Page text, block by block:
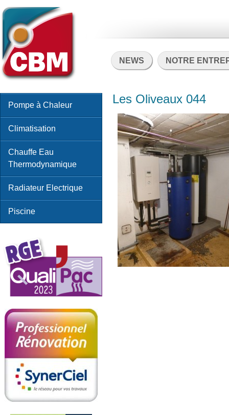
NEWS NOTRE
Pompe à Chaleur
Climatisation
Chauffe Eau
Thermodynamique
Radiateur Electrique
Piscine
Les Oliveaux 044